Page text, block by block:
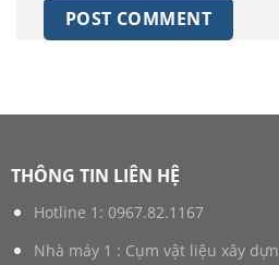
THÔNG TIN LIÊN HỆ
Hotline 1: 0967.82.1167
Nhà máy 1 : Cụm vật liệu xây